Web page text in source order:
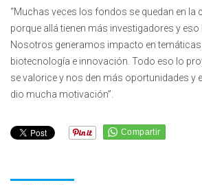
“Muchas veces los fondos se quedan en la
porque allá tienen más investigadores y
Nosotros generamos impacto en
biotecnología e innovación. Todo eso lo
se valorice y nos den más oportunidades y
dio mucha motivación”.